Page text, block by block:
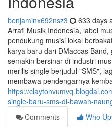
benjaminx692nsz3 633 days
Arrafi Musik Indonesia, label
pendukung musisi lokal
karya baru dari DMaccas
semakin bersinar di industri
merilis single berjudul "SMS",
membawa pendengarnya
https://
single-baru-sms-di-bawah-
Comments
Who